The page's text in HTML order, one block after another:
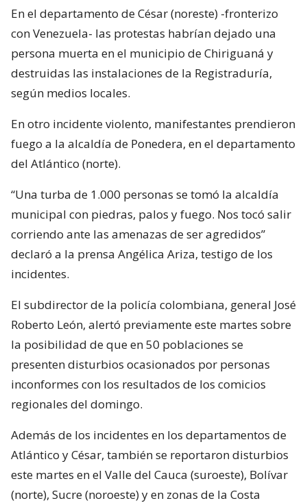
En el departamento de César (noreste) -fronterizo
con Venezuela- las protestas habrían dejado una
persona muerta en el municipio de Chiriguaná y
destruidas las instalaciones de la Registraduría,
según medios locales.
En otro incidente violento, manifestantes prendieron
fuego a la alcaldía de Ponedera, en el departamento
del Atlántico (norte).
“Una turba de 1.000 personas se tomó la alcaldía
municipal con piedras, palos y fuego. Nos tocó salir
corriendo ante las amenazas de ser agredidos”
declaró a la prensa Angélica Ariza, testigo de los
incidentes.
El subdirector de la policía colombiana, general José
Roberto León, alertó previamente este martes sobre
la posibilidad de que en 50 poblaciones se
presenten disturbios ocasionados por personas
inconformes con los resultados de los comicios
regionales del domingo.
Además de los incidentes en los departamentos de
Atlántico y César, también se reportaron disturbios
este martes en el Valle del Cauca (suroeste), Bolívar
(norte), Sucre (noroeste) y en zonas de la Costa